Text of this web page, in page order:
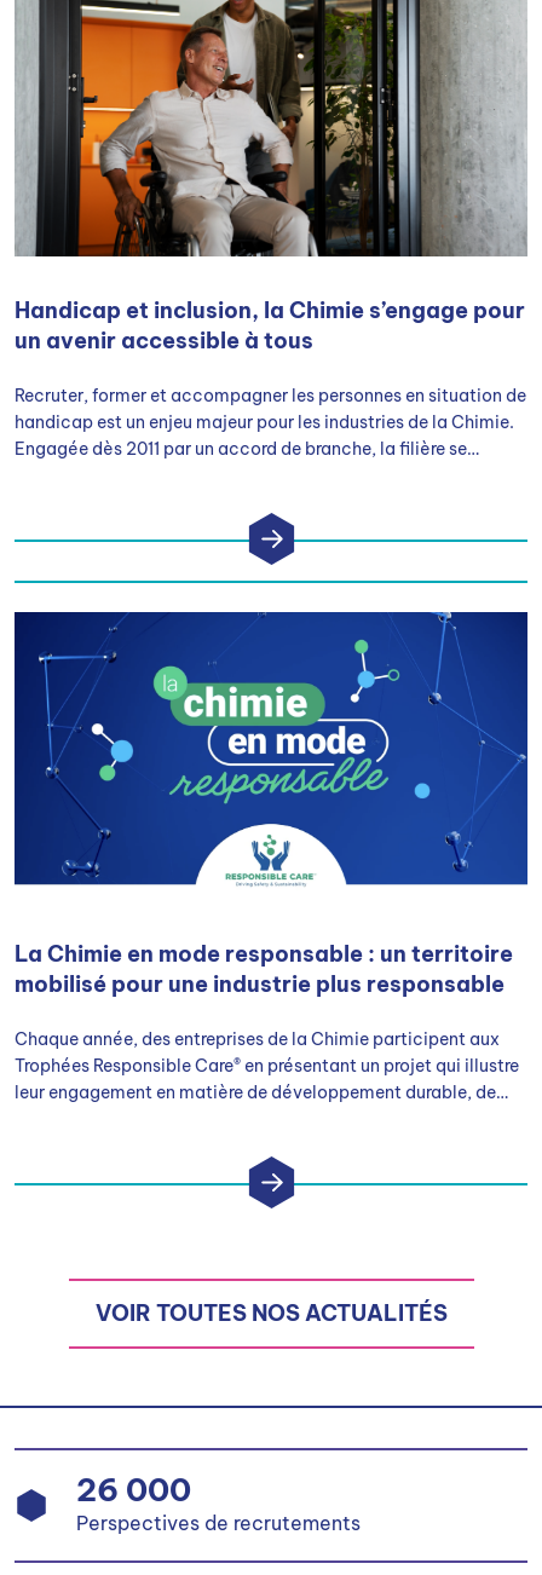
Handicap et inclusion, la Chimie s’engage pour
un avenir accessible à tous
Recruter, former et accompagner les personnes en situation de
handicap est un enjeu majeur pour les industries de la Chimie.
Engagée dès 2011 par un accord de branche, la filière se
La Chimie en mode responsable : un territoire
mobilisé pour une industrie plus responsable
Chaque année, des entreprises de la Chimie participent aux
Trophées Responsible Care® en présentant un projet qui illustre
leur engagement en matière de développement durable, de
VOIR TOUTES NOS ACTUALITÉS
26 000
Perspectives de recrutements